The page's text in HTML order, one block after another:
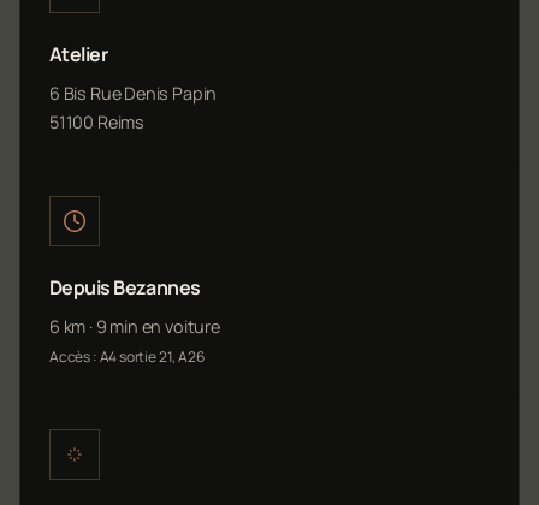
Atelier
6 Bis Rue Denis Papin
51100 Reims
Depuis Bezannes
6 km · 9 min en voiture
Accès : A4 sortie 21, A26